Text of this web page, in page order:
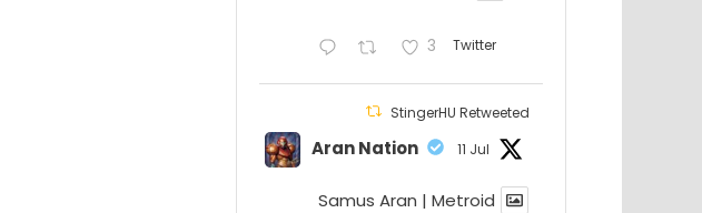
3 Twitter
StingerHU Retweeted
Aran Nation 11 Jul
Samus Aran | Metroid